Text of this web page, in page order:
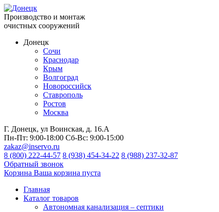
Производство и монтаж
очистных сооружений
Донецк
Сочи
Краснодар
Крым
Волгоград
Новороссийск
Ставрополь
Ростов
Москва
Г. Донецк, ул Воинская, д. 16.А
Пн-Пт: 9:00-18:00 Сб-Вс: 9:00-15:00
zakaz@inservo.ru
8 (800) 222-44-57 8 (938) 454-34-22 8 (988) 237-32-87
Обратный звонок
Корзина Ваша корзина пуста
Главная
Каталог товаров
Автономная канализация – септики